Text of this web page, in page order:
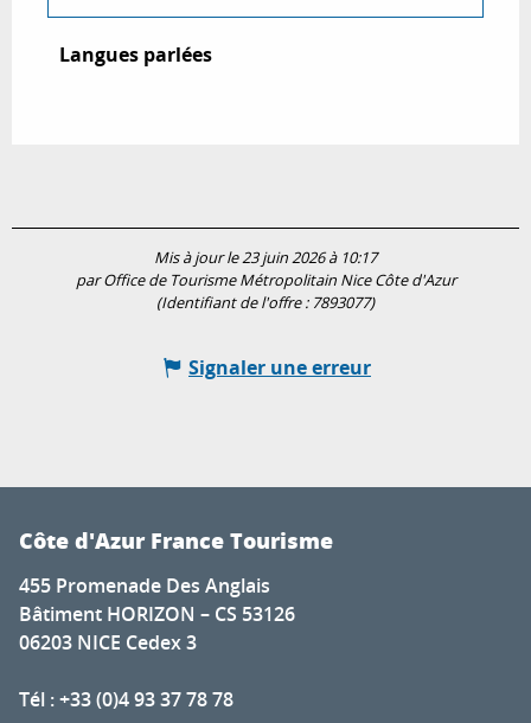
Langues parlées
Langues parlées
Mis à jour le 23 juin 2026 à 10:17
par Office de Tourisme Métropolitain Nice Côte d'Azur
(Identifiant de l'offre : 7893077)
Signaler une erreur
Côte d'Azur France Tourisme
455 Promenade Des Anglais
Bâtiment HORIZON – CS 53126
06203 NICE Cedex 3
Tél : +33 (0)4 93 37 78 78